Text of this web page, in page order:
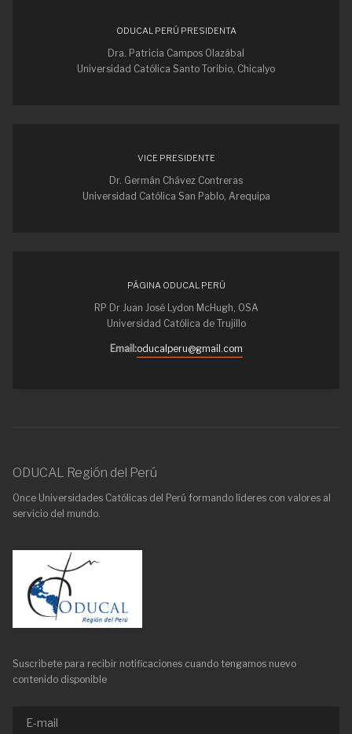
ODUCAL PERÚ PRESIDENTA
Dra. Patricia Campos Olazábal
Universidad Católica Santo Toribio, Chicalyo
VICE PRESIDENTE
Dr. Germán Chávez Contreras
Universidad Católica San Pablo, Arequipa
PÁGINA ODUCAL PERÚ
RP Dr Juan José Lydon McHugh, OSA
Universidad Católica de Trujillo
Email:oducalperu@gmail.com
ODUCAL Región del Perú
Once Universidades Católicas del Perú formando líderes con valores al
servicio del mundo.
Suscribete para recibir notificaciones cuando tengamos nuevo
contenido disponible